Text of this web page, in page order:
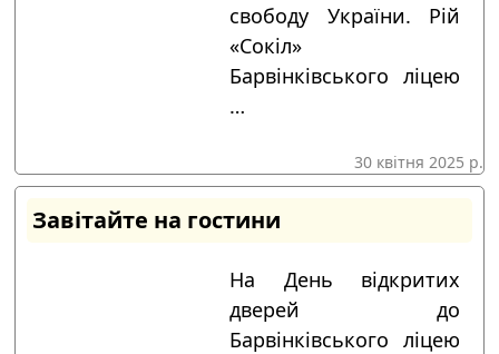
свободу України. Рій
«Сокіл»
Барвінківського ліцею
…
30 квітня 2025 р.
Завітайте на гостини
На День відкритих
дверей до
Барвінківського ліцею